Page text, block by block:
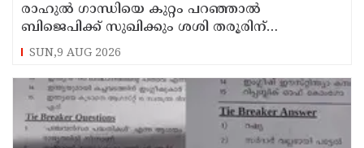
രാഹുല്‍ ഗാന്ധിയെ കുറ്റം പറഞ്ഞാല്‍
ബിജെപിക്ക് സുഖിക്കും ശശി തരൂരിന്
മറുപടിയുമായി കെ സി വേണുഗോപാല്‍
SUN,9 AUG 2026